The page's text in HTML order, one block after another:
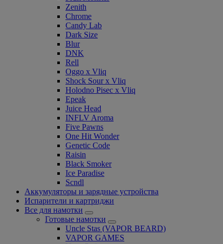
Zenith
Chrome
Candy Lab
Dark Size
Blur
DNK
Rell
Oggo x Vliq
Shock Sour x Vliq
Holodno Pisec x Vliq
Epeak
Juice Head
INFLV Aroma
Five Pawns
One Hit Wonder
Genetic Code
Raisin
Black Smoker
Ice Paradise
Scndl
Аккумуляторы и зарядные устройства
Испарители и картриджи
Все для намотки
Готовые намотки
Uncle Stas (VAPOR BEARD)
VAPOR GAMES